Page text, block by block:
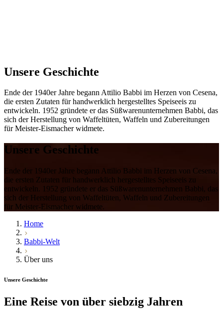
Unsere Geschichte
Ende der 1940er Jahre begann Attilio Babbi im Herzen von Cesena,
die ersten Zutaten für handwerklich hergestelltes Speiseeis zu
entwickeln. 1952 gründete er das Süßwarenunternehmen Babbi, das
sich der Herstellung von Waffeltüten, Waffeln und Zubereitungen
für Meister-Eismacher widmete.
Unsere Geschichte
Ende der 1940er Jahre begann Attilio Babbi im Herzen von Cesena,
die ersten Zutaten für handwerklich hergestelltes Speiseeis zu
entwickeln. 1952 gründete er das Süßwarenunternehmen Babbi, das
sich der Herstellung von Waffeltüten, Waffeln und Zubereitungen
für Meister-Eismacher widmete.
Home
Babbi-Welt
Über uns
Unsere Geschichte
Eine Reise von über siebzig Jahren